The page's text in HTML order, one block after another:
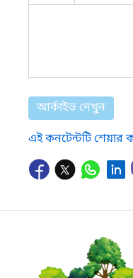
আর্কাইভ দেখুন
এই কনটেন্টটি শেয়ার